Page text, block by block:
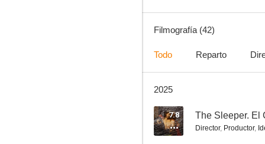
Filmografía (42)
Todo Reparto
2025
7.8
Director, Productor,